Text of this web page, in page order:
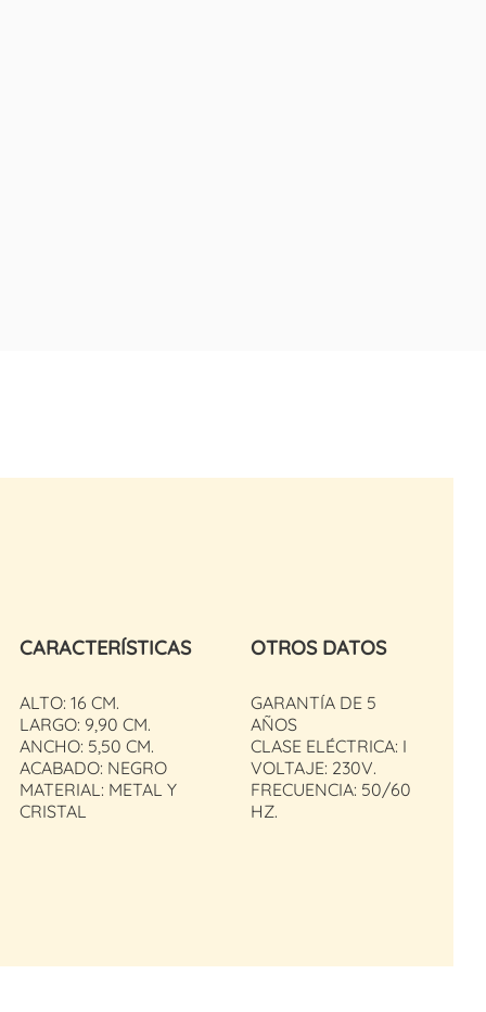
CARACTERÍSTICAS
ALTO: 16 CM.
LARGO: 9,90 CM.
ANCHO: 5,50 CM.
ACABADO: NEGRO
MATERIAL: METAL Y
CRISTAL
OTROS DATOS
GARANTÍA DE 5
AÑOS
CLASE ELÉCTRICA: I
VOLTAJE: 230V.
FRECUENCIA: 50/60
HZ.